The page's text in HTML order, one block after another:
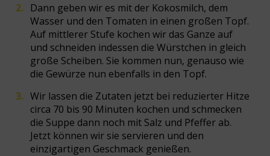
Dann geben wir es mit der Kokosmilch, dem
Wasser und den Tomaten in einen großen Topf.
Auf mittlerer Stufe kochen wir das Ganze auf
und schneiden indessen die Würstchen in gleich
große Scheiben. Sie kommen nun, genauso wie
die Gewürze nun ebenfalls in den Topf.
Wir lassen die Zutaten jetzt bei reduzierter Hitze
circa 70 bis 90 Minuten kochen und schmecken
die Suppe dann noch mit Salz und Pfeffer ab.
Jetzt können wir sie servieren und den
einzigartigen Geschmack genießen.